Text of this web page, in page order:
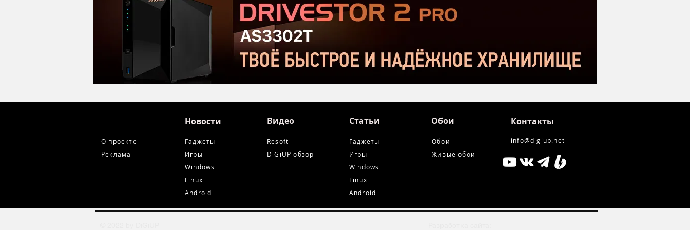
и Takstar SM-10
О проекте
Реклама
Новости Видео Статьи Обои Контакты
Гаджеты
Игры
Windows
Linux
Android
Resoft
DiGiUP обзор
Гаджеты
Игры
Windows
Linux
Android
Обои
Живые обои
info@digiup.net